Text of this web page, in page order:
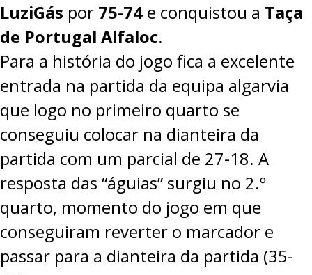
LuziGás por 75-74 e conquistou a Taça
de Portugal Alfaloc.
Para a história do jogo fica a excelente
entrada na partida da equipa algarvia
que logo no primeiro quarto se
conseguiu colocar na dianteira da
partida com um parcial de 27-18. A
resposta das “águias” surgiu no 2.º
quarto, momento do jogo em que
conseguiram reverter o marcador e
passar para a dianteira da partida (35-